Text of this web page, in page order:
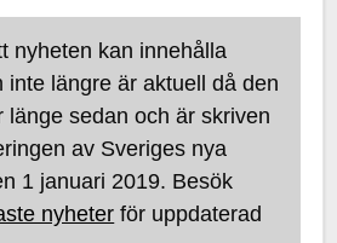
nyheten kan innehålla
inte längre är aktuell då den
länge sedan och är skriven
av Sveriges nya
1 januari 2019. Besök
nyheter för uppdaterad